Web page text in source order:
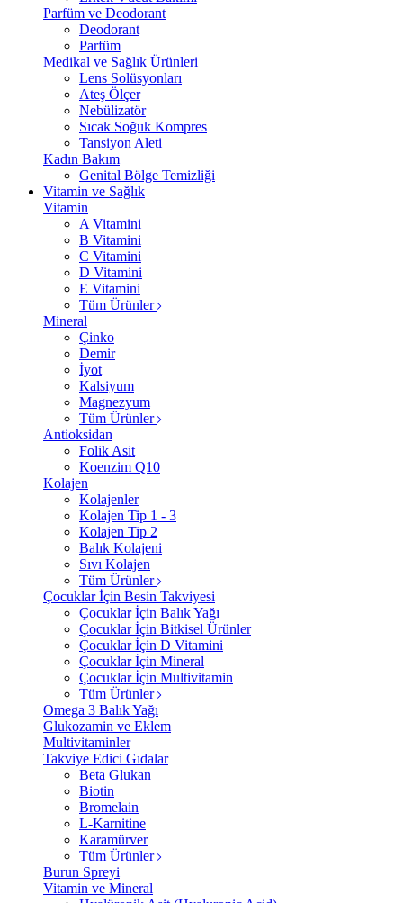
Parfüm ve Deodorant
Deodorant
Parfüm
Medikal ve Sağlık Ürünleri
Lens Solüsyonları
Ateş Ölçer
Nebülizatör
Sıcak Soğuk Kompres
Tansiyon Aleti
Kadın Bakım
Genital Bölge Temizliği
Vitamin ve Sağlık
Vitamin
A Vitamini
B Vitamini
C Vitamini
D Vitamini
E Vitamini
Tüm Ürünler
Mineral
Çinko
Demir
İyot
Kalsiyum
Magnezyum
Tüm Ürünler
Antioksidan
Folik Asit
Koenzim Q10
Kolajen
Kolajenler
Kolajen Tip 1 - 3
Kolajen Tip 2
Balık Kolajeni
Sıvı Kolajen
Tüm Ürünler
Çocuklar İçin Besin Takviyesi
Çocuklar İçin Balık Yağı
Çocuklar İçin Bitkisel Ürünler
Çocuklar İçin D Vitamini
Çocuklar İçin Mineral
Çocuklar İçin Multivitamin
Tüm Ürünler
Omega 3 Balık Yağı
Glukozamin ve Eklem
Multivitaminler
Takviye Edici Gıdalar
Beta Glukan
Biotin
Bromelain
L-Karnitine
Karamürver
Tüm Ürünler
Burun Spreyi
Vitamin ve Mineral